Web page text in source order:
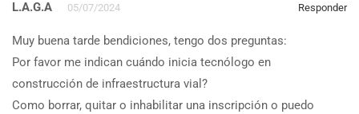
L.A.G.A 05/07/2024 Responder
Muy buena tarde bendiciones, tengo dos preguntas:
Por favor me indican cuándo inicia tecnólogo en
construcción de infraestructura vial?
Como borrar, quitar o inhabilitar una inscripción o puedo